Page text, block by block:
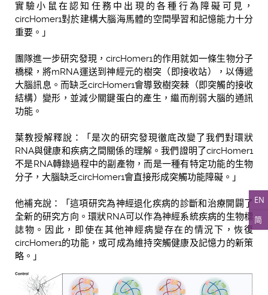
EN
简
實驗小鼠在認知任務中出現的各種行為障礙可見，
circHomer1對於建構大腦海馬體的空間學習和記憶能力十分
重要。」
團隊進一步研究發現，circHomer1的作用就如一條生物分子
橋樑，將mRNA運送到神經元的樹突（即接收站），以傳遞
大腦訊息。而缺乏circHomer1會導致樹突棘（即突觸的接收
結構）變形，並減少關鍵蛋白的產生，繼而削弱大腦的通訊
功能。
葉教授解釋說：「是次的研究發現徹底改變了我們對環狀
RNA與健康和疾病之間關係的理解。我們證明了circHomer1
不是RNA轉錄過程中的副產物，而是一種有特定功能的生物
分子，大腦缺乏circHomer1會直接形成突觸功能障礙。」
他補充說：「這項研究為神經退化疾病的診斷和治療開闢了
全新的研究方向。環狀RNA可以作為神經系統疾病的生物標
誌物。因此，即使在其他神經病變存在的情況下，恢復
circHomer1的功能，或可成為維持突觸健康及記憶力的新策
略。」